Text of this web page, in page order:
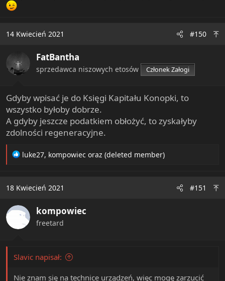
14 Kwiecień 2021 #150
FatBantha
sprzedawca niszowych etosów Członek Załogi
Gdyby wpisać je do Księgi Kapitału Konopki, to
wszystko byłoby dobrze.
A gdyby jeszcze podatkiem obłożyć, to zyskałyby
zdolności regeneracyjne.
R
t
o
n
s
luke27, kompowiec oraz (deleted member)
18 Kwiecień 2021 #151
kompowiec
freetard
Slavic napisał:
Nie znam się na technice urządzeń, więc mogę zarzucić